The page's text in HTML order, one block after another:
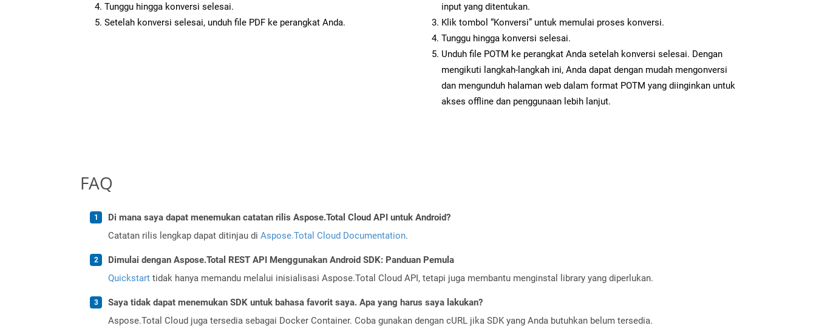
Tunggu hingga konversi selesai.
Setelah konversi selesai, unduh file PDF ke perangkat Anda.
input yang ditentukan.
Klik tombol “Konversi” untuk memulai proses konversi.
Tunggu hingga konversi selesai.
Unduh file POTM ke perangkat Anda setelah konversi selesai. Dengan
mengikuti langkah-langkah ini, Anda dapat dengan mudah mengonversi
dan mengunduh halaman web dalam format POTM yang diinginkan untuk
akses offline dan penggunaan lebih lanjut.
FAQ
Di mana saya dapat menemukan catatan rilis Aspose.Total Cloud API untuk Android?
Catatan rilis lengkap dapat ditinjau di Aspose.Total Cloud Documentation.
Dimulai dengan Aspose.Total REST API Menggunakan Android SDK: Panduan Pemula
Quickstart tidak hanya memandu melalui inisialisasi Aspose.Total Cloud API, tetapi juga membantu menginstal library yang diperlukan.
Saya tidak dapat menemukan SDK untuk bahasa favorit saya. Apa yang harus saya lakukan?
Aspose.Total Cloud juga tersedia sebagai Docker Container. Coba gunakan dengan cURL jika SDK yang Anda butuhkan belum tersedia.